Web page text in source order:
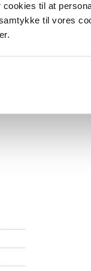
cookies til at
til vores